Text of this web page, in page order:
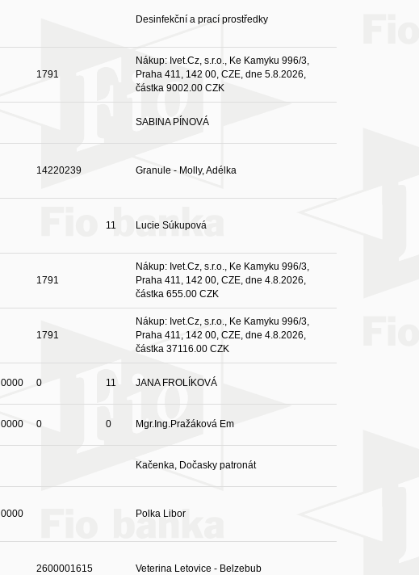
Desinfekční a prací prostředky
1791
Nákup: Ivet.Cz, s.r.o., Ke Kamyku 996/3,
Praha 411, 142 00, CZE, dne 5.8.2026,
částka 9002.00 CZK
SABINA PÍNOVÁ
14220239 Granule - Molly, Adélka
11 Lucie Súkupová
1791
Nákup: Ivet.Cz, s.r.o., Ke Kamyku 996/3,
Praha 411, 142 00, CZE, dne 4.8.2026,
částka 655.00 CZK
1791
Nákup: Ivet.Cz, s.r.o., Ke Kamyku 996/3,
Praha 411, 142 00, CZE, dne 4.8.2026,
částka 37116.00 CZK
0000 0 11 JANA FROLÍKOVÁ
0000 0 0 Mgr.Ing.Pražáková Em
Kačenka, Dočasky patronát
0000 Polka Libor
2600001615 Veterina Letovice - Belzebub